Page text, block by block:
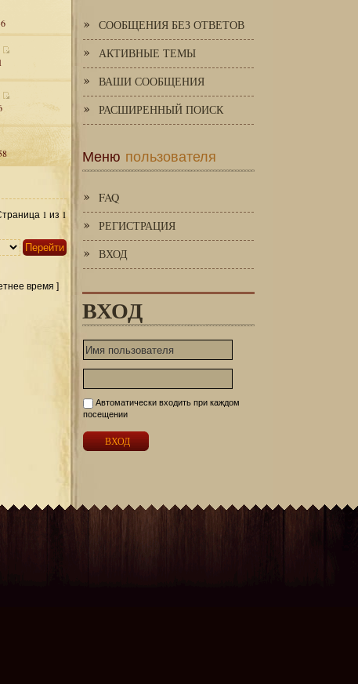
1 из 1
время ]
СООБЩЕНИЯ БЕЗ ОТВЕТОВ
АКТИВНЫЕ ТЕМЫ
ВАШИ СООБЩЕНИЯ
РАСШИРЕННЫЙ ПОИСК
Меню пользователя
FAQ
РЕГИСТРАЦИЯ
ВХОД
ВХОД
Автоматически входить при каждом
посещении